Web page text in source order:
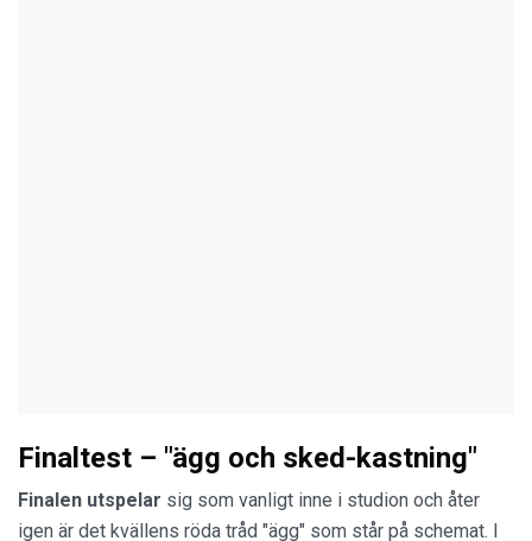
Finaltest – "ägg och sked-kastning"
Finalen utspelar sig som vanligt inne i studion och åter
igen är det kvällens röda tråd "ägg" som står på schemat. I